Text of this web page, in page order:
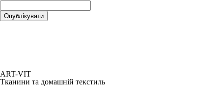
ART-VIT
Тканини та домашній текстиль